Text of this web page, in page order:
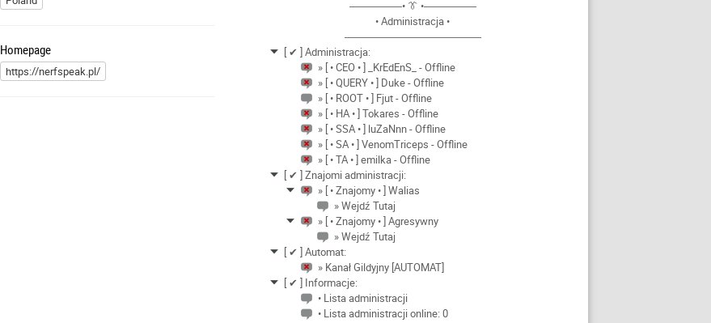
―――――• 👔 •―――――
• Administracja •
―――――――――――――
[ ✔ ] Administracja:
» [ • CEO • ] _KrEdEnS_ - Offline
» [ • QUERY • ] Duke - Offline
» [ • ROOT • ] Fjut - Offline
» [ • HA • ] Tokares - Offline
» [ • SSA • ] luZaNnn - Offline
» [ • SA • ] VenomTriceps - Offline
» [ • TA • ] emilka - Offline
[ ✔ ] Znajomi administracji:
» [ • Znajomy • ] Walias
» Wejdź Tutaj
» [ • Znajomy • ] Agresywny
» Wejdź Tutaj
[ ✔ ] Automat:
» Kanał Gildyjny [AUTOMAT]
[ ✔ ] Informacje:
• Lista administracji
• Lista administracji online: 0
Homepage
https://nerfspeak.pl/